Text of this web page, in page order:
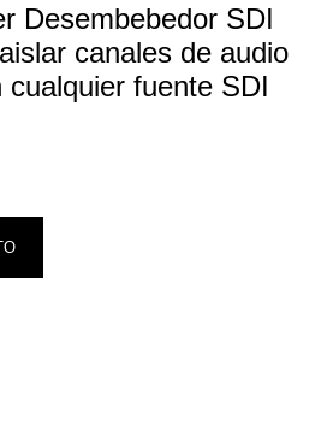
Desembebedor SDI
canales de audio
cualquier fuente SDI